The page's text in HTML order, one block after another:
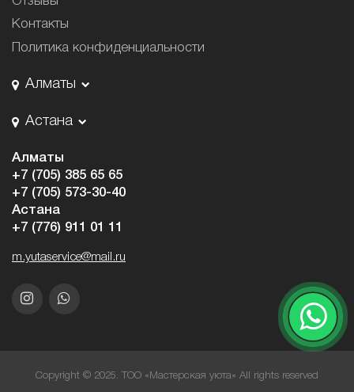
Контакты
Политика конфиденциальности
Алматы
Астана
Алматы
+7 (705) 385 65 65
+7 (705) 573-30-40
Астана
+7 (776) 911 01 11
m.yutaservice@mail.ru
Copyright © 2025. ТОО «Мастерская уюта» All rights reserved